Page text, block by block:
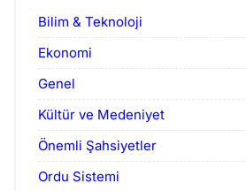
Bilim & Teknoloji
Ekonomi
Genel
Kültür ve Medeniyet
Önemli Şahsiyetler
Ordu Sistemi